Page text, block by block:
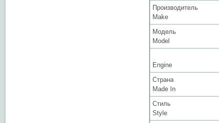
Производитель
Make
Модель
Model
Engine
Страна
Made In
Стиль
Style